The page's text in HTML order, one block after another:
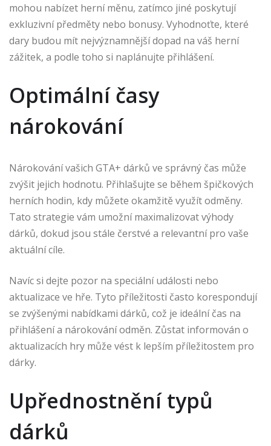
mohou nabízet herní měnu, zatímco jiné poskytují
exkluzivní předměty nebo bonusy. Vyhodnoťte, které
dary budou mít nejvýznamnější dopad na váš herní
zážitek, a podle toho si naplánujte přihlášení.
Optimální časy
nárokování
Nárokování vašich GTA+ dárků ve správný čas může
zvýšit jejich hodnotu. Přihlašujte se během špičkových
herních hodin, kdy můžete okamžitě využít odměny.
Tato strategie vám umožní maximalizovat výhody
dárků, dokud jsou stále čerstvé a relevantní pro vaše
aktuální cíle.
Navíc si dejte pozor na speciální události nebo
aktualizace ve hře. Tyto příležitosti často korespondují
se zvýšenými nabídkami dárků, což je ideální čas na
přihlášení a nárokování odměn. Zůstat informován o
aktualizacích hry může vést k lepším příležitostem pro
dárky.
Upřednostnění typů
dárků